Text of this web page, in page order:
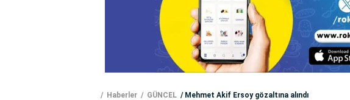
Haberler GÜNCEL Mehmet Akif Ersoy gözaltına alındı